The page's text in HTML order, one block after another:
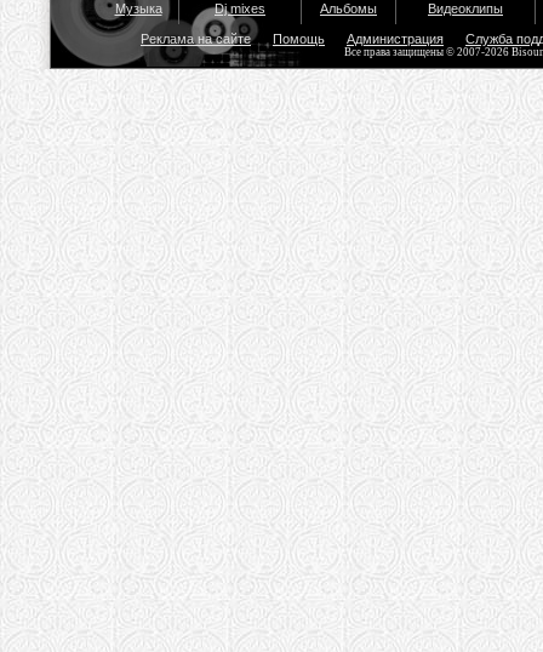
Музыка Dj mixes Альбомы Видеоклипы
Реклама на сайте Помощь Администрация Служба
Все права защищены © 2007-2026